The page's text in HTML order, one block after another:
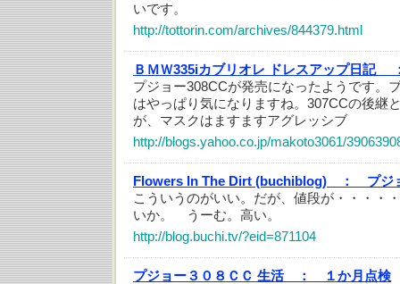
いです。
http://tottorin.com/archives/844379.html
ＢＭＷ335iカブリオレ ドレスアップ日記
プジョー308CCが発売になったようです。
はやっぱり気になりますね。307CCの後継
が、マスクはますますアグレッシブ
http://blogs.yahoo.co.jp/makoto3061/
Flowers In The Dirt (buchiblog) ：
プジ
こういうのがいい。だが、値段が・・・・
いか。 うーむ。高い。
http://blog.buchi.tv/?eid=871104
プジョー３０８ＣＣ 生活 ：
１か月点検